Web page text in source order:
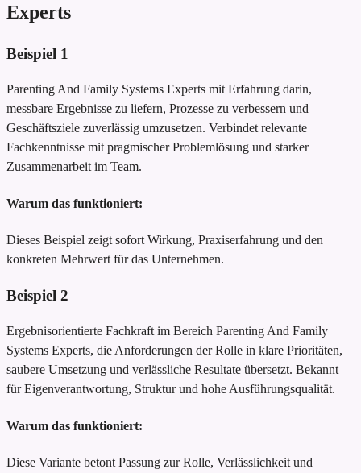
Experts
Beispiel 1
Parenting And Family Systems Experts mit Erfahrung darin,
messbare Ergebnisse zu liefern, Prozesse zu verbessern und
Geschäftsziele zuverlässig umzusetzen. Verbindet relevante
Fachkenntnisse mit pragmischer Problemlösung und starker
Zusammenarbeit im Team.
Warum das funktioniert:
Dieses Beispiel zeigt sofort Wirkung, Praxiserfahrung und den
konkreten Mehrwert für das Unternehmen.
Beispiel 2
Ergebnisorientierte Fachkraft im Bereich Parenting And Family
Systems Experts, die Anforderungen der Rolle in klare Prioritäten,
saubere Umsetzung und verlässliche Resultate übersetzt. Bekannt
für Eigenverantwortung, Struktur und hohe Ausführungsqualität.
Warum das funktioniert:
Diese Variante betont Passung zur Rolle, Verlässlichkeit und